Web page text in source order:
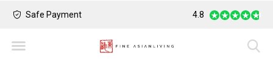
Safe Payment Largest Collection
4.8